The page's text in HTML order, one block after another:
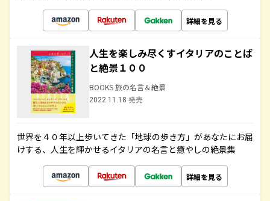
詳細を見る
人生を楽しみ尽くすイタリアのことば
と絶景１００
BOOKS 旅の名言＆絶景
2022.11.18 発売
世界を４０年以上歩いてきた「地球の歩き方」があなたにお届
けする、人生を輝かせるイタリアの名言と癒やしの絶景集
詳細を見る